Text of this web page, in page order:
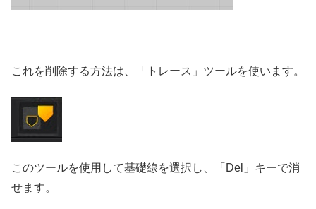
これを削除する方法は、「トレース」ツールを使います。
このツールを使用して基礎線を選択し、「Del」キーで消
せます。